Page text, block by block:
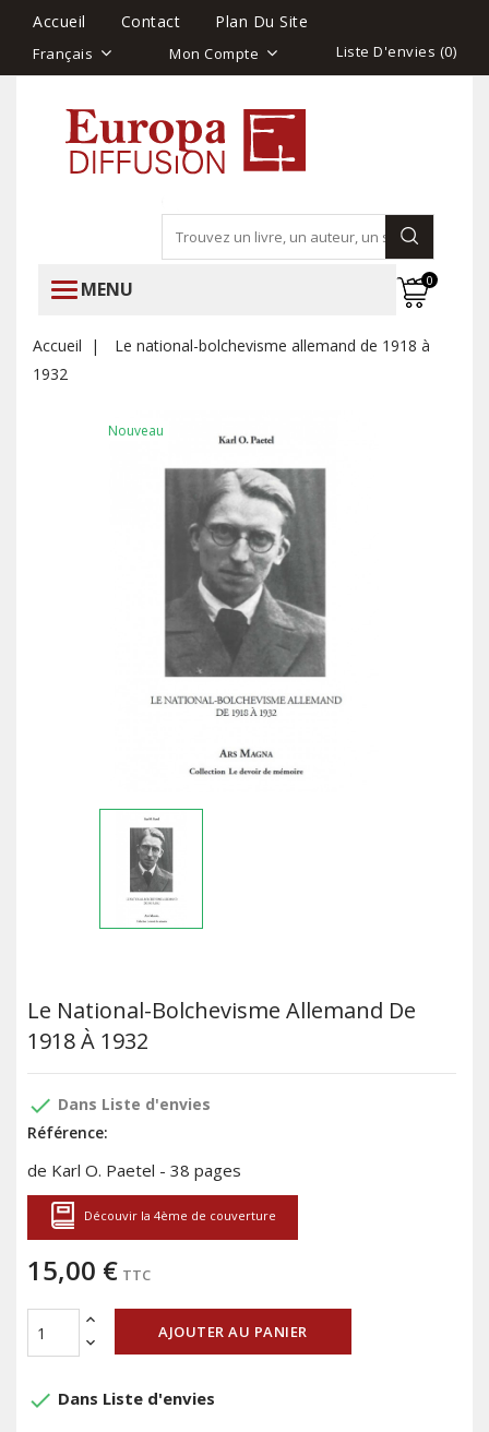
Accueil Contact Plan Du Site
Français Mon Compte Liste D'envies (0)
MENU 0
Accueil
Le national-bolchevisme allemand de 1918 à
1932
Nouveau
Le National-Bolchevisme Allemand De
1918 À 1932
done Dans Liste d'envies
Référence:
de Karl O. Paetel - 38 pages
Découvir la 4ème de couverture
15,00 € TTC
AJOUTER AU PANIER
done Dans Liste d'envies